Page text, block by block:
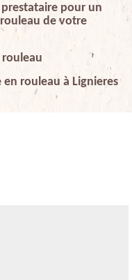
prestataire pour un
de votre
rouleau
rouleau à Lignieres